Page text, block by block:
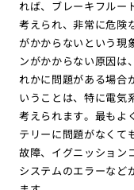
れば、ブレーキフルー
考えられ、非常に危険
がかからないという現
ンがかからない原因は
れかに問題がある場合
いうことは、特に電気
考えられます。最もよ
テリーに問題がなくて
故障、イグニッション
システムのエラーなど